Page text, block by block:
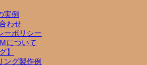
実例
わせ
ーポリシー
について
】
ング製作例